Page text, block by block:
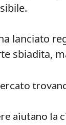
lanciato
sbiadita,
aiutano la